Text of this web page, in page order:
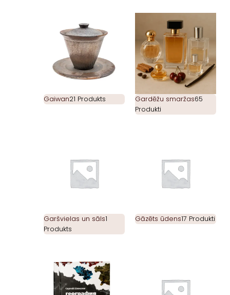
Gaiwan21 Produkts Gardēžu smaržas65
Produkti
Garšvielas un sāls1
Produkts
Gāzēts ūdens17 Produkti